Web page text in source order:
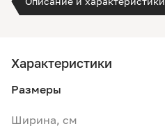
Характеристики
Размеры
Ширина, см